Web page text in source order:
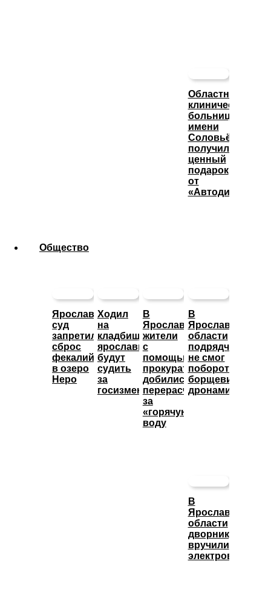
Областная
клиническая
больница
имени
Соловьёва
получила
ценный
подарок
от
«Автодизеля»
Общество
Ярославский
суд
запретил
сброс
фекалий
в озеро
Неро
Ходил
на
кладбище:
ярославца
будут
судить
за
госизмену
В
Ярославле
жители
с
помощью
прокуратуры
добились
перерасчета
за
«горячую»
воду
В
Ярославской
области
подрядчик
не смог
побороть
борщевик
дронами
В
Ярославской
области
дворнику
вручили